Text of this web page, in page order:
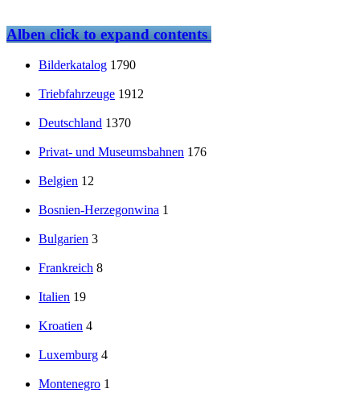
Albenclick to expand contents
Bilderkatalog 1790
Triebfahrzeuge 1912
Deutschland 1370
Privat- und Museumsbahnen 176
Belgien 12
Bosnien-Herzegonwina 1
Bulgarien 3
Frankreich 8
Italien 19
Kroatien 4
Luxemburg 4
Montenegro 1